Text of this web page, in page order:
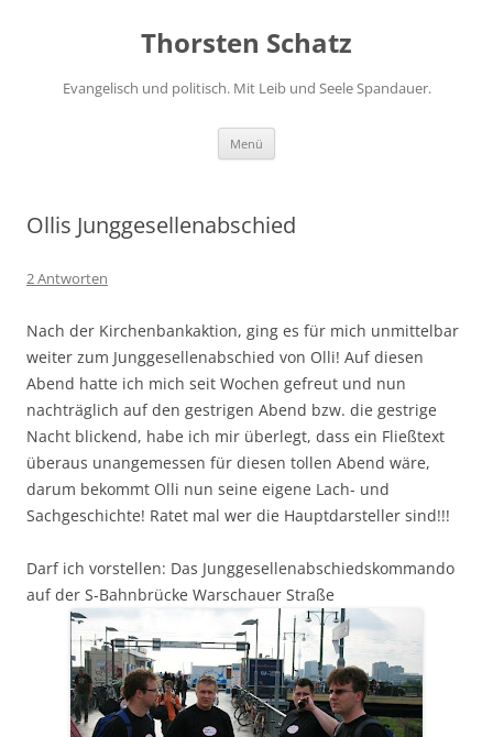
Thorsten Schatz
Evangelisch und politisch. Mit Leib und Seele Spandauer.
Menü
Ollis Junggesellenabschied
2 Antworten
Nach der Kirchenbankaktion, ging es für mich unmittelbar
weiter zum Junggesellenabschied von Olli! Auf diesen
Abend hatte ich mich seit Wochen gefreut und nun
nachträglich auf den gestrigen Abend bzw. die gestrige
Nacht blickend, habe ich mir überlegt, dass ein Fließtext
überaus unangemessen für diesen tollen Abend wäre,
darum bekommt Olli nun seine eigene Lach- und
Sachgeschichte! Ratet mal wer die Hauptdarsteller sind!!!
Darf ich vorstellen: Das Junggesellenabschiedskommando
auf der S-Bahnbrücke Warschauer Straße